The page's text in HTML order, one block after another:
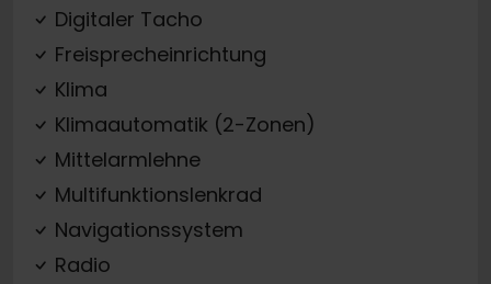
Digitaler Tacho
Freisprecheinrichtung
Klima
Klimaautomatik (2-Zonen)
Mittelarmlehne
Multifunktionslenkrad
Navigationssystem
Radio